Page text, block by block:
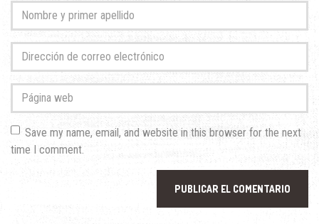
Nombre
primer
apellido*
Dirección
correo
electrónico*
Página
Save my name, email, and website in this browser for the next
time I comment.